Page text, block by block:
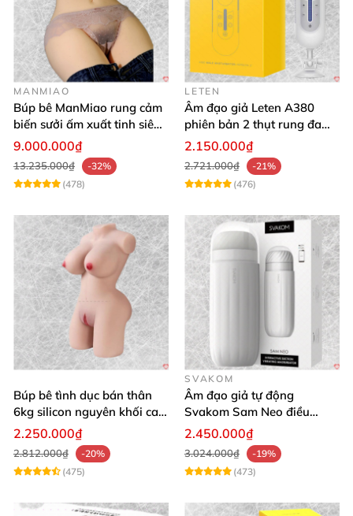
MANMIAO
Búp bê ManMiao rung cảm
biến sưởi ấm xuất tinh siêu
thực trải nghiệm
9.000.000₫
13.235.000₫
-32%
(478)
LETEN
Âm đạo giả Leten A380
phiên bản 2 thụt rung đa
chế độ, siêu mềm
2.150.000₫
2.721.000₫
-21%
(476)
Búp bê tình dục bán thân
6kg silicon nguyên khối cao
cấp giá rẻ
2.250.000₫
2.812.000₫
-20%
(475)
SVAKOM
Âm đạo giả tự động
Svakom Sam Neo điều
khiển qua app webcam cao
2.450.000₫
3.024.000₫
-19%
(473)